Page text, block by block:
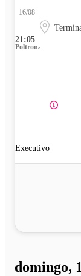
21:05
16/08
Poltrona
Executivo
domingo,